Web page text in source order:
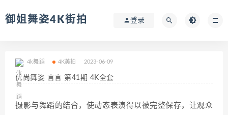
御姐舞姿4K街拍 登录
4k舞蹈 4K美拍 2023-06-09
优尚舞姿 言言 第41期 4K全套
摄影与舞蹈的结合，使动态表演得以被完整保存，让观众